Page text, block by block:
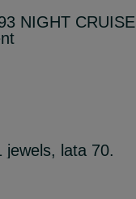
NIGHT CRUISE
jewels, lata 70.